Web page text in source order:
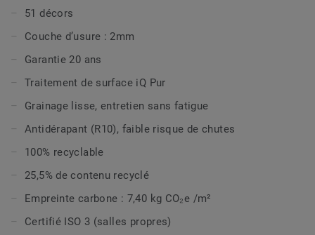
avec les environnements exigeants tels que les salles
est désormais disponible en option vinyle bio-attribuée,
pour réduire davantage votre impact carbone, et est 100%
Cette collection fait partie de notre
51 décors
Couche d’usure : 2mm
Garantie 20 ans
Traitement de surface iQ Pur
Grainage lisse, entretien sans fatigue
Antidérapant (R10), faible risque de chutes
100% recyclable
25,5% de contenu recyclé
Empreinte carbone : 7,40 kg CO₂e /m²
Certifié ISO 3 (salles propres)